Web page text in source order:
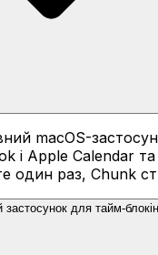
macOS-
і Apple Calendar
один раз, Chunk
для тайм-